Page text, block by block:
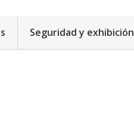
Seguridad y exhibición